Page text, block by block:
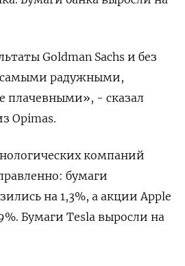
Goldman Sachs и без
самыми радужными,
плачевными», - сказал
Opimas.
компаний
бумаги
на 1,3%, а акции Apple
Бумаги Tesla выросли на